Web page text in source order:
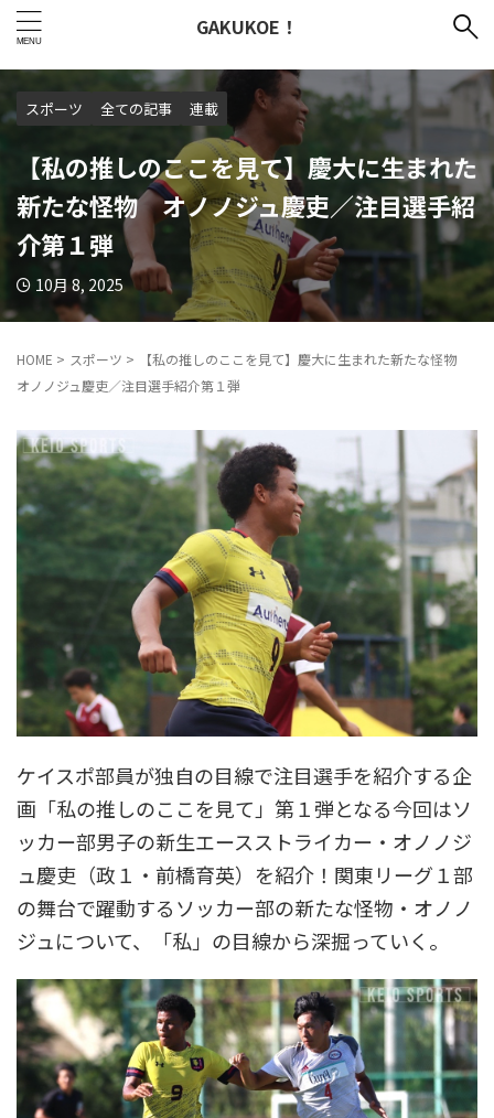
GAKUKOE！
スポーツ 全ての記事 連載
【私の推しのここを見て】慶大に生まれた
新たな怪物 オノノジュ慶吏／注目選手紹
介第１弾
10月 8, 2025
HOME > スポーツ >
【私の推しのここを見て】慶大に生まれた新たな怪物
オノノジュ慶吏／注目選手紹介第１弾
ケイスポ部員が独自の目線で注目選手を紹介する企
画「私の推しのここを見て」第１弾となる今回はソ
ッカー部男子の新生エースストライカー・オノノジ
ュ慶吏（政１・前橋育英）を紹介！関東リーグ１部
の舞台で躍動するソッカー部の新たな怪物・オノノ
ジュについて、「私」の目線から深掘っていく。